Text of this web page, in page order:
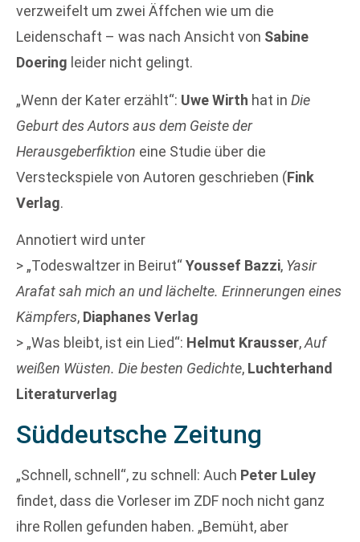
verzweifelt um zwei Äffchen wie um die
Leidenschaft – was nach Ansicht von Sabine
Doering leider nicht gelingt.
„Wenn der Kater erzählt“: Uwe Wirth hat in Die
Geburt des Autors aus dem Geiste der
Herausgeberfiktion eine Studie über die
Versteckspiele von Autoren geschrieben (Fink
Verlag.
Annotiert wird unter
> „Todeswaltzer in Beirut“Youssef Bazzi, Yasir
Arafat sah mich an und lächelte. Erinnerungen eines
Kämpfers, Diaphanes Verlag
> „Was bleibt, ist ein Lied“: Helmut Krausser,Auf
weißen Wüsten. Die besten Gedichte, Luchterhand
Literaturverlag
Süddeutsche Zeitung
„Schnell, schnell“, zu schnell: Auch Peter Luley
findet, dass die Vorleser im ZDF noch nicht ganz
ihre Rollen gefunden haben. „Bemüht, aber